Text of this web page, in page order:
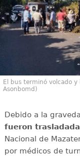
El bus terminó volcado
Asonbomd)
Debido a la
fueron
Nacional de
por médicos de